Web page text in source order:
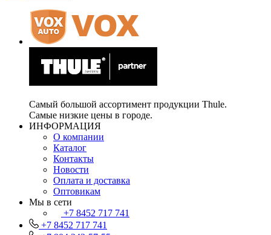
Самый большой ассортимент продукции Thule.
Самые низкие цены в городе.
ИНФОРМАЦИЯ
О компании
Каталог
Контакты
Новости
Оплата и доставка
Оптовикам
Мы в сети
+7 8452 717 741
+7 8452 717 741